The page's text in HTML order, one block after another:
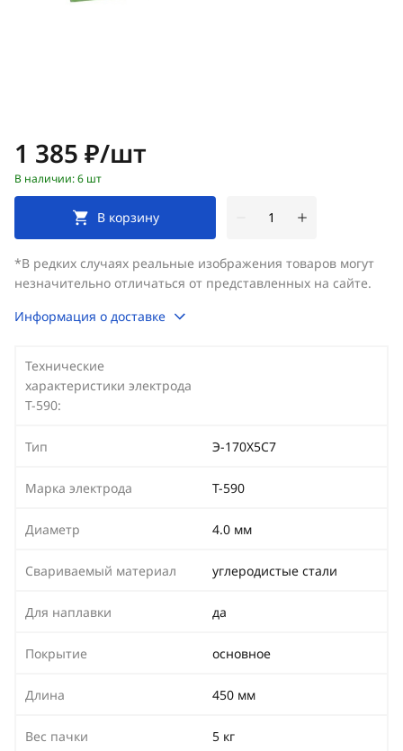
Цена:
1 385 ₽/шт
В наличии: 6 шт
В корзину
*В редких случаях реальные изображения товаров могут
незначительно отличаться от представленных на сайте.
Информация о доставке
Технические
характеристики электрода
Т-590:
Тип Э-170Х5С7
Марка электрода Т-590
Диаметр 4.0 мм
Свариваемый материал углеродистые стали
Для наплавки да
Покрытие основное
Длина 450 мм
Вес пачки 5 кг